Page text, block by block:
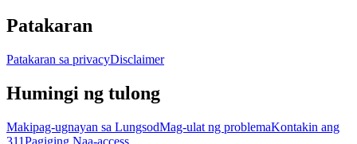
Patakaran
Patakaran sa privacyDisclaimer
Humingi ng tulong
Makipag-ugnayan sa LungsodMag-ulat ng problemaKontakin ang
311Pagiging Naa-access